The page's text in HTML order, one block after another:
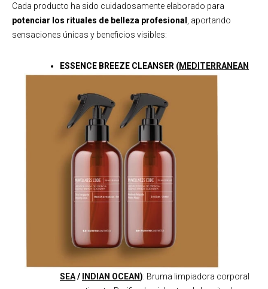
Cada producto ha sido cuidadosamente elaborado para
potenciar los rituales de belleza profesional , aportando
sensaciones únicas y beneficios visibles:
ESSENCE BREEZE CLEANSER (MEDITERRANEAN
SEA/ INDIAN OCEAN): Bruma limpiadora corporal